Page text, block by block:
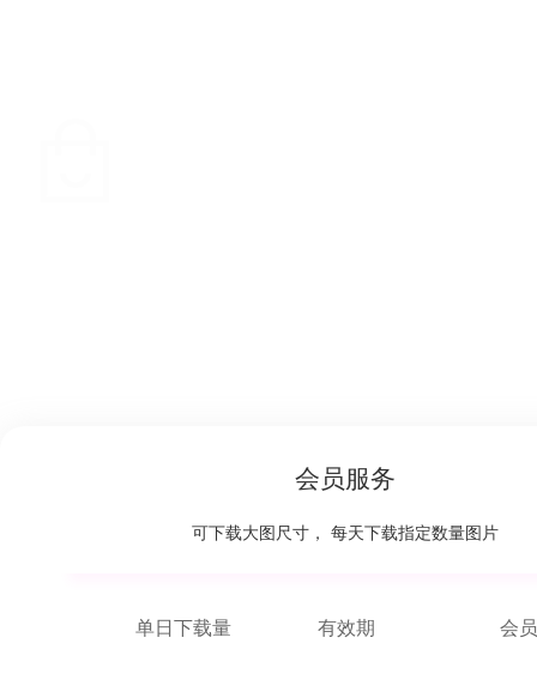
会员服务
可下载大图尺寸， 每天下载指定数量图片
单日下载量 有效期 会